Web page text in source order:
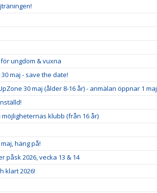
ungdom & vuxna
maj - save the date!
30 maj (ålder 8-16 år) - anmälan öppnar 1 maj
möjligheternas klubb (från 16 år)
häng på!
2026, vecka 13 & 14
klart 2026!